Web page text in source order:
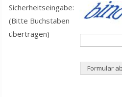
Sicherheitseingabe:
(Bitte Buchstaben
übertragen)